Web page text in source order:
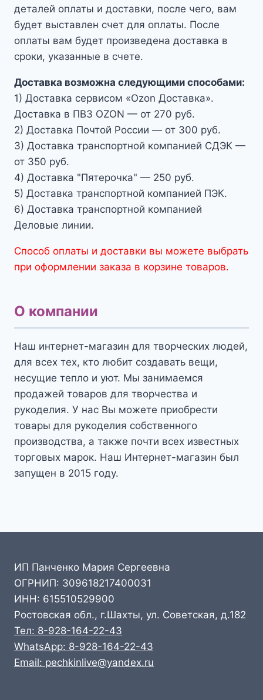
деталей оплаты и доставки, после чего, вам
будет выставлен счет для оплаты. После
оплаты вам будет произведена доставка в
сроки, указанные в счете.
Доставка возможна следующими способами:
1) Доставка сервисом «Ozon Доставка».
Доставка в ПВЗ OZON — от 270 руб.
2) Доставка Почтой России — от 300 руб.
3) Доставка транспортной компанией СДЭК —
от 350 руб.
4) Доставка "Пятерочка" — 250 руб.
5) Доставка транспортной компанией ПЭК.
6) Доставка транспортной компанией
Деловые линии.
Способ оплаты и доставки вы можете выбрать
при оформлении заказа в корзине товаров.
О компании
Наш интернет-магазин для творческих людей,
для всех тех, кто любит создавать вещи,
несущие тепло и уют. Мы занимаемся
продажей товаров для творчества и
рукоделия. У нас Вы можете приобрести
товары для рукоделия собственного
производства, а также почти всех известных
торговых марок. Наш Интернет-магазин был
запущен в 2015 году.
ИП Панченко Мария Сергеевна
ОГРНИП: 309618217400031
ИНН: 615510529900
Ростовская обл., г.Шахты, ул. Советская, д.182
Тел: 8-928-164-22-43
WhatsApp: 8-928-164-22-43
Email: pechkinlive@yandex.ru